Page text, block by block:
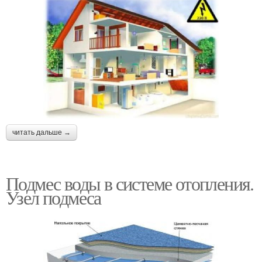
читать дальше →
Подмес воды в системе отопления.
Узел подмеса